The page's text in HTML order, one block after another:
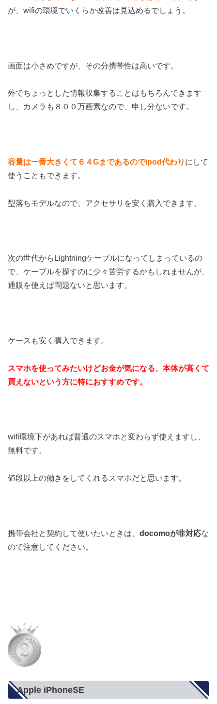
が、wifiの環境でいくらか改善は見込めるでしょう。
画面は小さめですが、その分携帯性は高いです。
外でちょっとした情報収集することはもちろんできます
し、カメラも８００万画素なので、申し分ないです。
容量は一番大きくて６４Gまであるのでipod代わり にして
使うこともできます。
型落ちモデルなので、アクセサリを安く購入できます。
次の世代からLightningケーブルになってしまっているの
で、ケーブルを探すのに少々苦労するかもしれませんが、
通販を使えば問題ないと思います。
ケースも安く購入できます。
スマホを使ってみたいけどお金が気になる、本体が高くて
買えないという方に特におすすめです。
wifi環境下があれば普通のスマホと変わらず使えますし、
無料です。
値段以上の働きをしてくれるスマホだと思います。
携帯会社と契約して使いたいときは、 docomoが非対応な
ので注意してください。
Apple iPhoneSE